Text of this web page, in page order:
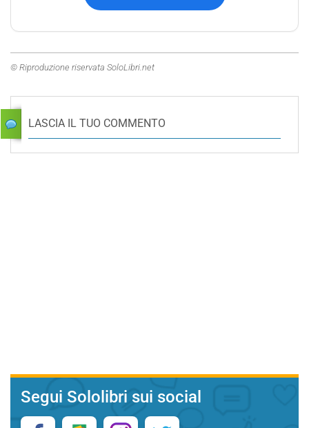
© Riproduzione riservata SoloLibri.net
LASCIA IL TUO COMMENTO
Segui Sololibri sui social